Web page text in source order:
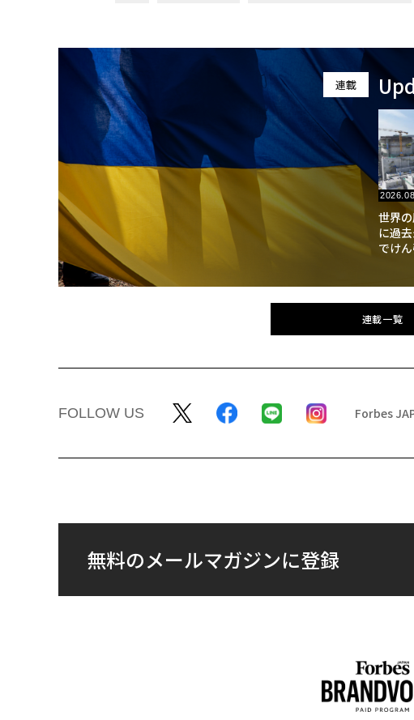
連載
世界
に過
でけ
連載一覧
FOLLOW US Forbes
無料のメールマガジンに登録